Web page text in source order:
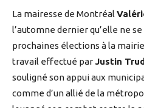
La mairesse de Montréal
l’automne dernier qu’elle ne
prochaines élections à la
travail effectué par Justin
souligné son appui aux
comme d’un allié de la